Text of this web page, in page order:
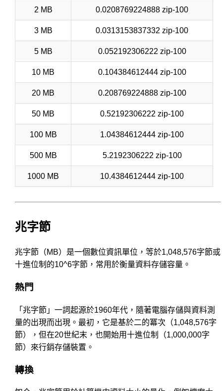
2 MB 0.0208769224888 zip-100
3 MB 0.0313153837332 zip-100
5 MB 0.052192306222 zip-100
10 MB 0.104384612444 zip-100
20 MB 0.208769224888 zip-100
50 MB 0.52192306222 zip-100
100 MB 1.04384612444 zip-100
500 MB 5.2192306222 zip-100
1000 MB 10.4384612444 zip-100
兆字節
兆字節（MB）是一個數位資訊單位，等於1,048,576字節或
十進位制的10^6字節，常用於衡量資料存儲容量。
熱門
「兆字節」一詞起源於1960年代，隨著電腦存儲與資料測
量的出現而出現。最初，它是基於二的冪次（1,048,576字
節），但在20世紀末，也開始用十進位制（1,000,000字
節）來行銷存儲裝置。
轉換